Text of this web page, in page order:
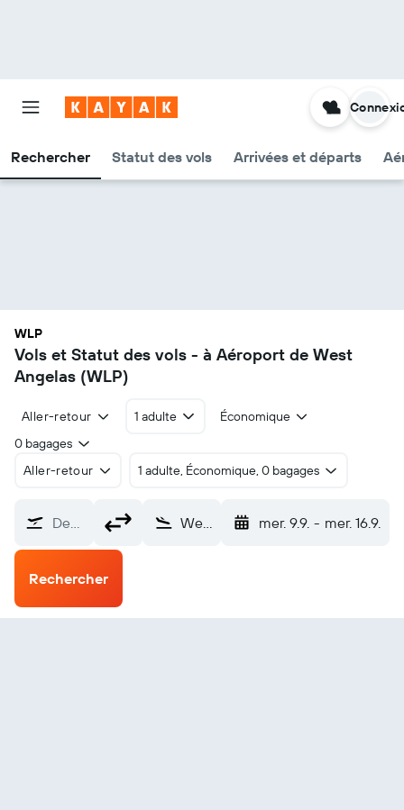
Rechercher Statut des vols Arrivées et départs
WLP
Vols et Statut des vols - à Aéroport de West
Angelas (WLP)
Aller-retour 1 adulte
Économique
0 bagages
Aller-retour
1 adulte, Économique, 0 bagages
De… West Angelas (WLP) mer. 9.9. - mer. 16.9.
Rechercher